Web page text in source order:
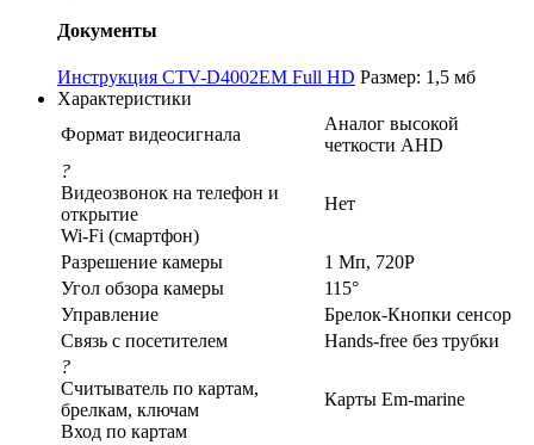
Документы
Инструкция CTV-D4002EM Full HD Размер: 1,5 мб
Характеристики
Формат видеосигнала
Аналог высокой
четкости AHD
?
Видеозвонок на телефон и
открытие
Wi-Fi (смартфон)
Нет
Разрешение камеры
1 Мп, 720P
Угол обзора камеры
115°
Управление
Брелок-Кнопки сенсор
Связь с посетителем
Hands-free без трубки
?
Считыватель по картам,
брелкам, ключам
Вход по картам
Карты Em-marine